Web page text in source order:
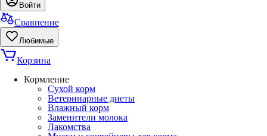
Войти
Сравнение
Любимые
Корзина
Кормление
Сухой корм
Ветеринарные диеты
Влажный корм
Заменители молока
Лакомства